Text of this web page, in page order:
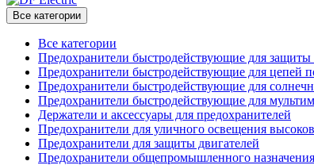
Все категории
Все категории
Предохранители быстродействующие для защиты
Предохранители быстродействующие для цепей
Предохранители быстродействующие для
Предохранители быстродействующие для
Держатели и аксессуары для предохранителей
Предохранители для уличного освещения
Предохранители для защиты двигателей
Предохранители общепромышленного назначения